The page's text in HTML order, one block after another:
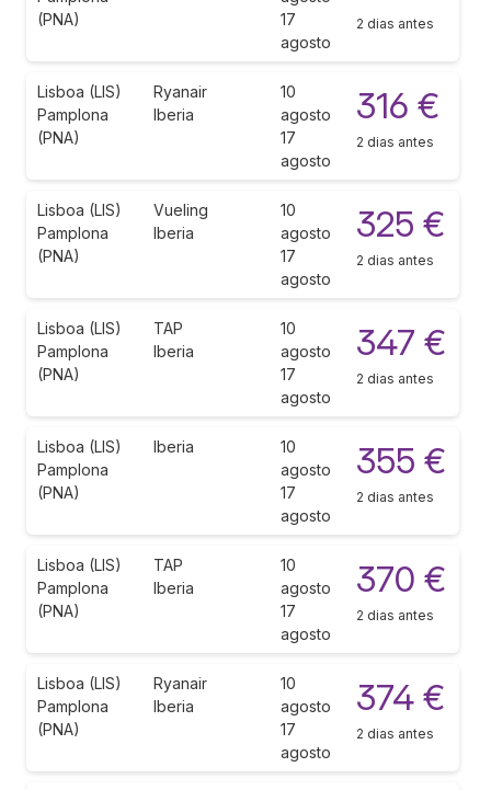
(PNA)
17
agosto
2 dias antes
Lisboa (LIS)
Pamplona
(PNA)
Ryanair
Iberia
10
agosto
17
agosto
316 €
2 dias antes
Lisboa (LIS)
Pamplona
(PNA)
Vueling
Iberia
10
agosto
17
agosto
325 €
2 dias antes
Lisboa (LIS)
Pamplona
(PNA)
TAP
Iberia
10
agosto
17
agosto
347 €
2 dias antes
Lisboa (LIS)
Pamplona
(PNA)
Iberia
10
agosto
17
agosto
355 €
2 dias antes
Lisboa (LIS)
Pamplona
(PNA)
TAP
Iberia
10
agosto
17
agosto
370 €
2 dias antes
Lisboa (LIS)
Pamplona
(PNA)
Ryanair
Iberia
10
agosto
17
agosto
374 €
2 dias antes